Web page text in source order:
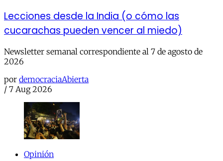
Lecciones desde la India (o cómo las
cucarachas pueden vencer al miedo)
Newsletter semanal correspondiente al 7 de agosto de
2026
por democraciaAbierta
/ 7 Aug 2026
Opinión